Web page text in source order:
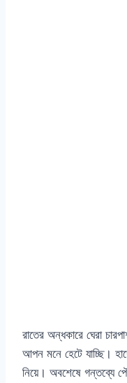
রাতের অন্ধকারে ঘেরা
আপন মনে হেটে যাচ্ছি।
নিয়ে। অবশেষে গন্তব্যে